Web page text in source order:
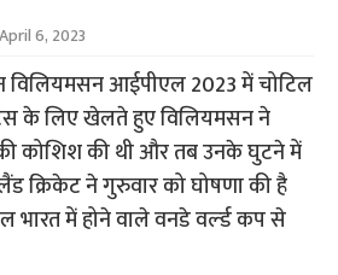
April 6, 2023
आईपीएल 2023 में चोटिल
के लिए खेलते हुए विलियमसन ने
कोशिश की थी और तब उनके घुटने में
क्रिकेट ने गुरुवार को घोषणा की है
भारत में होने वाले वनडे वर्ल्‍ड कप से